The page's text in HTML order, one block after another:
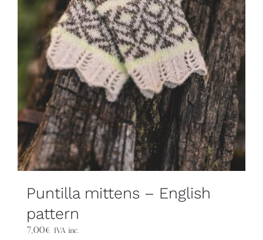
Puntilla mittens – English
pattern
7,00€ IVA inc.